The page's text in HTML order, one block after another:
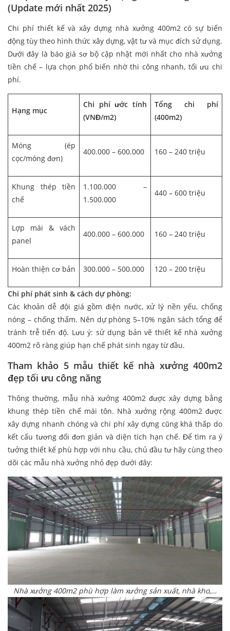
(Update mới nhất 2025)
Chi phí thiết kế và xây dựng nhà xưởng 400m2 có sự biến
động tùy theo hình thức xây dựng, vật tư và mục đích sử dụng.
Dưới đây là báo giá sơ bộ cập nhật mới nhất cho nhà xưởng
tiền chế – lựa chọn phổ biến nhờ thi công nhanh, tối ưu chi
phí.
Hạng mục
Chi phí ước tính
(VNĐ/m2)
Tổng chi phí
(400m2)
Móng (ép
cọc/móng đơn)
400.000 – 600.000 160 – 240 triệu
Khung thép tiền
chế
1.100.000 –
1.500.000
440 – 600 triệu
Lợp mái & vách
panel
400.000 – 600.000 160 – 240 triệu
Hoàn thiện cơ bản 300.000 – 500.000 120 – 200 triệu
Chi phí phát sinh & cách dự phòng:
Các khoản dễ đội giá gồm điện nước, xử lý nền yếu, chống
nóng – chống thấm. Nên dự phòng 5–10% ngân sách tổng để
tránh trễ tiến độ. Lưu ý: sử dụng bản vẽ thiết kế nhà xưởng
400m2 rõ ràng giúp hạn chế phát sinh ngay từ đầu.
Tham khảo 5 mẫu thiết kế nhà xưởng 400m2
đẹp tối ưu công năng
Thông thường, mẫu nhà xưởng 400m2 được xây dựng bằng
khung thép tiền chế mái tôn. Nhà xưởng rộng 400m2 được
xây dựng nhanh chóng và chi phí xây dựng cũng khá thấp do
kết cấu tương đối đơn giản và diện tích hạn chế. Để tìm ra ý
tưởng thiết kế phù hợp với nhu cầu, chủ đầu tư hãy cùng theo
dõi các mẫu nhà xưởng nhỏ đẹp dưới đây:
Nhà xưởng 400m2 phù hợp làm xưởng sản xuất, nhà kho,…